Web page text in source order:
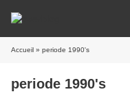
Accueil » periode 1990's
periode 1990's